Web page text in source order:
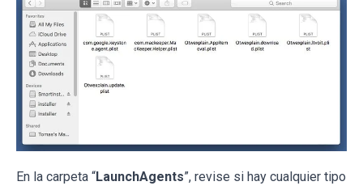
En la carpeta “LaunchAgents”, revise si hay cualquier tipo